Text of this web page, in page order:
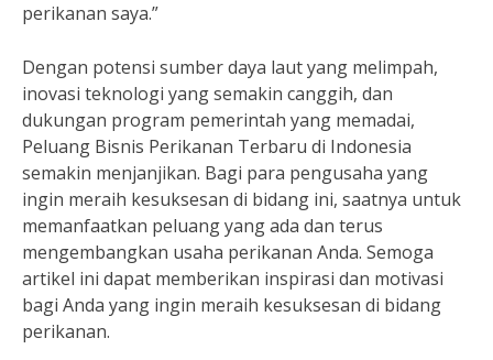
perikanan saya.”
Dengan potensi sumber daya laut yang melimpah,
inovasi teknologi yang semakin canggih, dan
dukungan program pemerintah yang memadai,
Peluang Bisnis Perikanan Terbaru di Indonesia
semakin menjanjikan. Bagi para pengusaha yang
ingin meraih kesuksesan di bidang ini, saatnya untuk
memanfaatkan peluang yang ada dan terus
mengembangkan usaha perikanan Anda. Semoga
artikel ini dapat memberikan inspirasi dan motivasi
bagi Anda yang ingin meraih kesuksesan di bidang
perikanan.